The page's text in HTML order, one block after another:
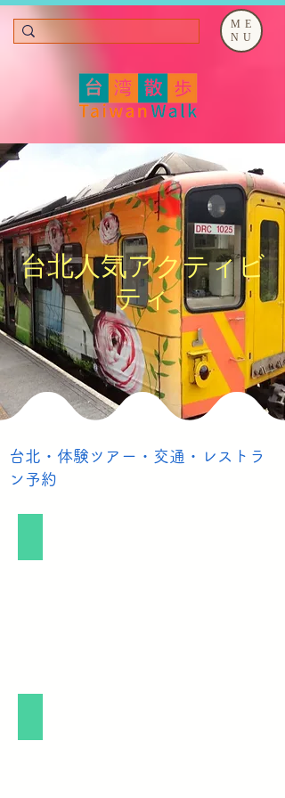
ME
NU
​台北人気アクティビ
ティ
​台北・体験ツアー・交通・レストラ
ン予約